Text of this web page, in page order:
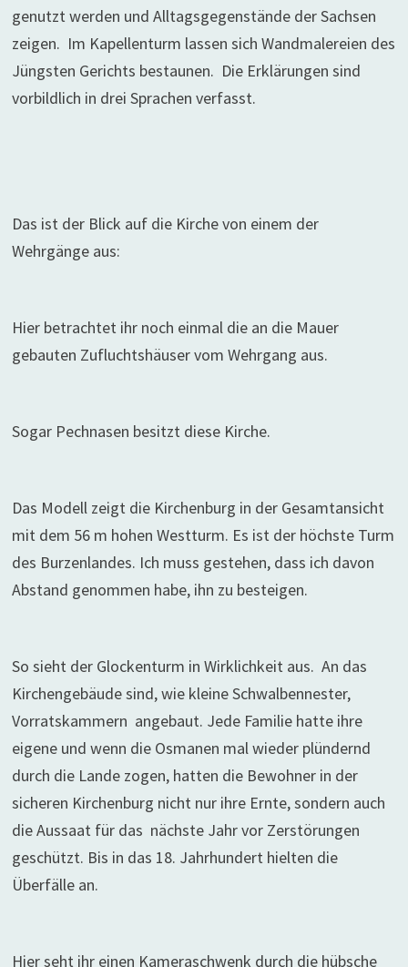
genutzt werden und Alltagsgegenstände der Sachsen
zeigen. Im Kapellenturm lassen sich Wandmalereien des
Jüngsten Gerichts bestaunen. Die Erklärungen sind
vorbildlich in drei Sprachen verfasst.
Das ist der Blick auf die Kirche von einem der
Wehrgänge aus:
Hier betrachtet ihr noch einmal die an die Mauer
gebauten Zufluchtshäuser vom Wehrgang aus.
Sogar Pechnasen besitzt diese Kirche.
Das Modell zeigt die Kirchenburg in der Gesamtansicht
mit dem 56 m hohen Westturm. Es ist der höchste Turm
des Burzenlandes. Ich muss gestehen, dass ich davon
Abstand genommen habe, ihn zu besteigen.
So sieht der Glockenturm in Wirklichkeit aus. An das
Kirchengebäude sind, wie kleine Schwalbennester,
Vorratskammern angebaut. Jede Familie hatte ihre
eigene und wenn die Osmanen mal wieder plündernd
durch die Lande zogen, hatten die Bewohner in der
sicheren Kirchenburg nicht nur ihre Ernte, sondern auch
die Aussaat für das nächste Jahr vor Zerstörungen
geschützt. Bis in das 18. Jahrhundert hielten die
Überfälle an.
Hier seht ihr einen Kameraschwenk durch die hübsche